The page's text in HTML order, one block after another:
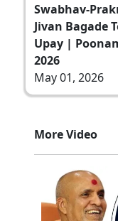
Swabhav-
Jivan Bagade
Upay |
2026
May 01, 2026
More Video